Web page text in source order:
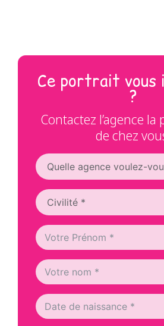
Ce portrait vous
?
Contactez l’agence
de chez